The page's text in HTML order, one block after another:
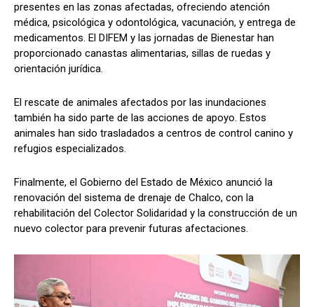
presentes en las zonas afectadas, ofreciendo atención
médica, psicológica y odontológica, vacunación, y entrega de
medicamentos. El DIFEM y las jornadas de Bienestar han
proporcionado canastas alimentarias, sillas de ruedas y
orientación jurídica.
El rescate de animales afectados por las inundaciones
también ha sido parte de las acciones de apoyo. Estos
animales han sido trasladados a centros de control canino y
refugios especializados.
Finalmente, el Gobierno del Estado de México anunció la
renovación del sistema de drenaje de Chalco, con la
rehabilitación del Colector Solidaridad y la construcción de un
nuevo colector para prevenir futuras afectaciones.